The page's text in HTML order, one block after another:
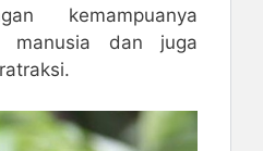
kemampuanya
manusia dan juga